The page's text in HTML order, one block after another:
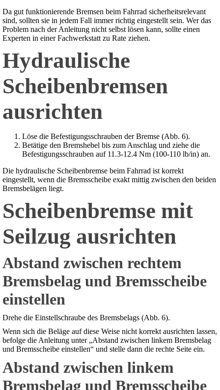
Da gut funktionierende Bremsen beim Fahrrad sicherheitsrelevant
sind, sollten sie in jedem Fall immer richtig eingestellt sein. Wer das
Problem nach der Anleitung nicht selbst lösen kann, sollte einen
Experten in einer Fachwerkstatt zu Rate ziehen.
Hydraulische
Scheibenbremsen
ausrichten
Löse die Befestigungsschrauben der Bremse (Abb. 6).
Betätige den Bremshebel bis zum Anschlag und ziehe die
Befestigungsschrauben auf 11.3-12.4 Nm (100-110 lb/in) an.
Die hydraulische Scheibenbremse beim Fahrrad ist korrekt
eingestellt, wenn die Bremsscheibe exakt mittig zwischen den beiden
Bremsbelägen liegt.
Scheibenbremse mit
Seilzug ausrichten
Abstand zwischen rechtem
Bremsbelag und Bremsscheibe
einstellen
Drehe die Einstellschraube des Bremsbelags (Abb. 6).
Wenn sich die Beläge auf diese Weise nicht korrekt ausrichten lassen,
befolge die Anleitung unter „Abstand zwischen linkem Bremsbelag
und Bremsscheibe einstellen“ und stelle dann die rechte Seite ein.
Abstand zwischen linkem
Bremsbelag und Bremsscheibe